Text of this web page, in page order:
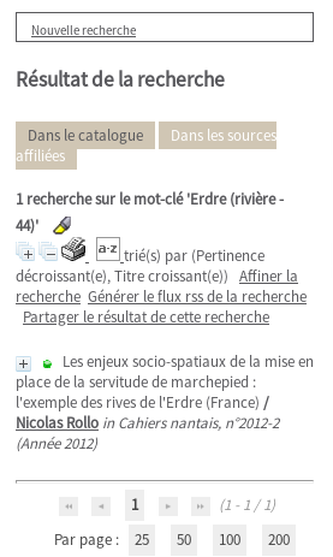
Nouvelle recherche
Résultat de la recherche
Dans le catalogue
Dans les sources
affiliées
1recherche sur le mot-clé'Erdre (rivière -
44)'
trié(s) par (Pertinence
décroissant(e), Titre croissant(e)) Affiner la
recherche Générer le flux rss de la recherche
Partager le résultat de cette recherche
Les enjeux socio-spatiaux de la mise en
place de la servitude de marchepied :
l'exemple des rives de l'Erdre (France) /
Nicolas Rollo in Cahiers nantais, n°2012-2
(Année 2012)
1
(1 - 1 / 1)
Par page :
25 50 100 200